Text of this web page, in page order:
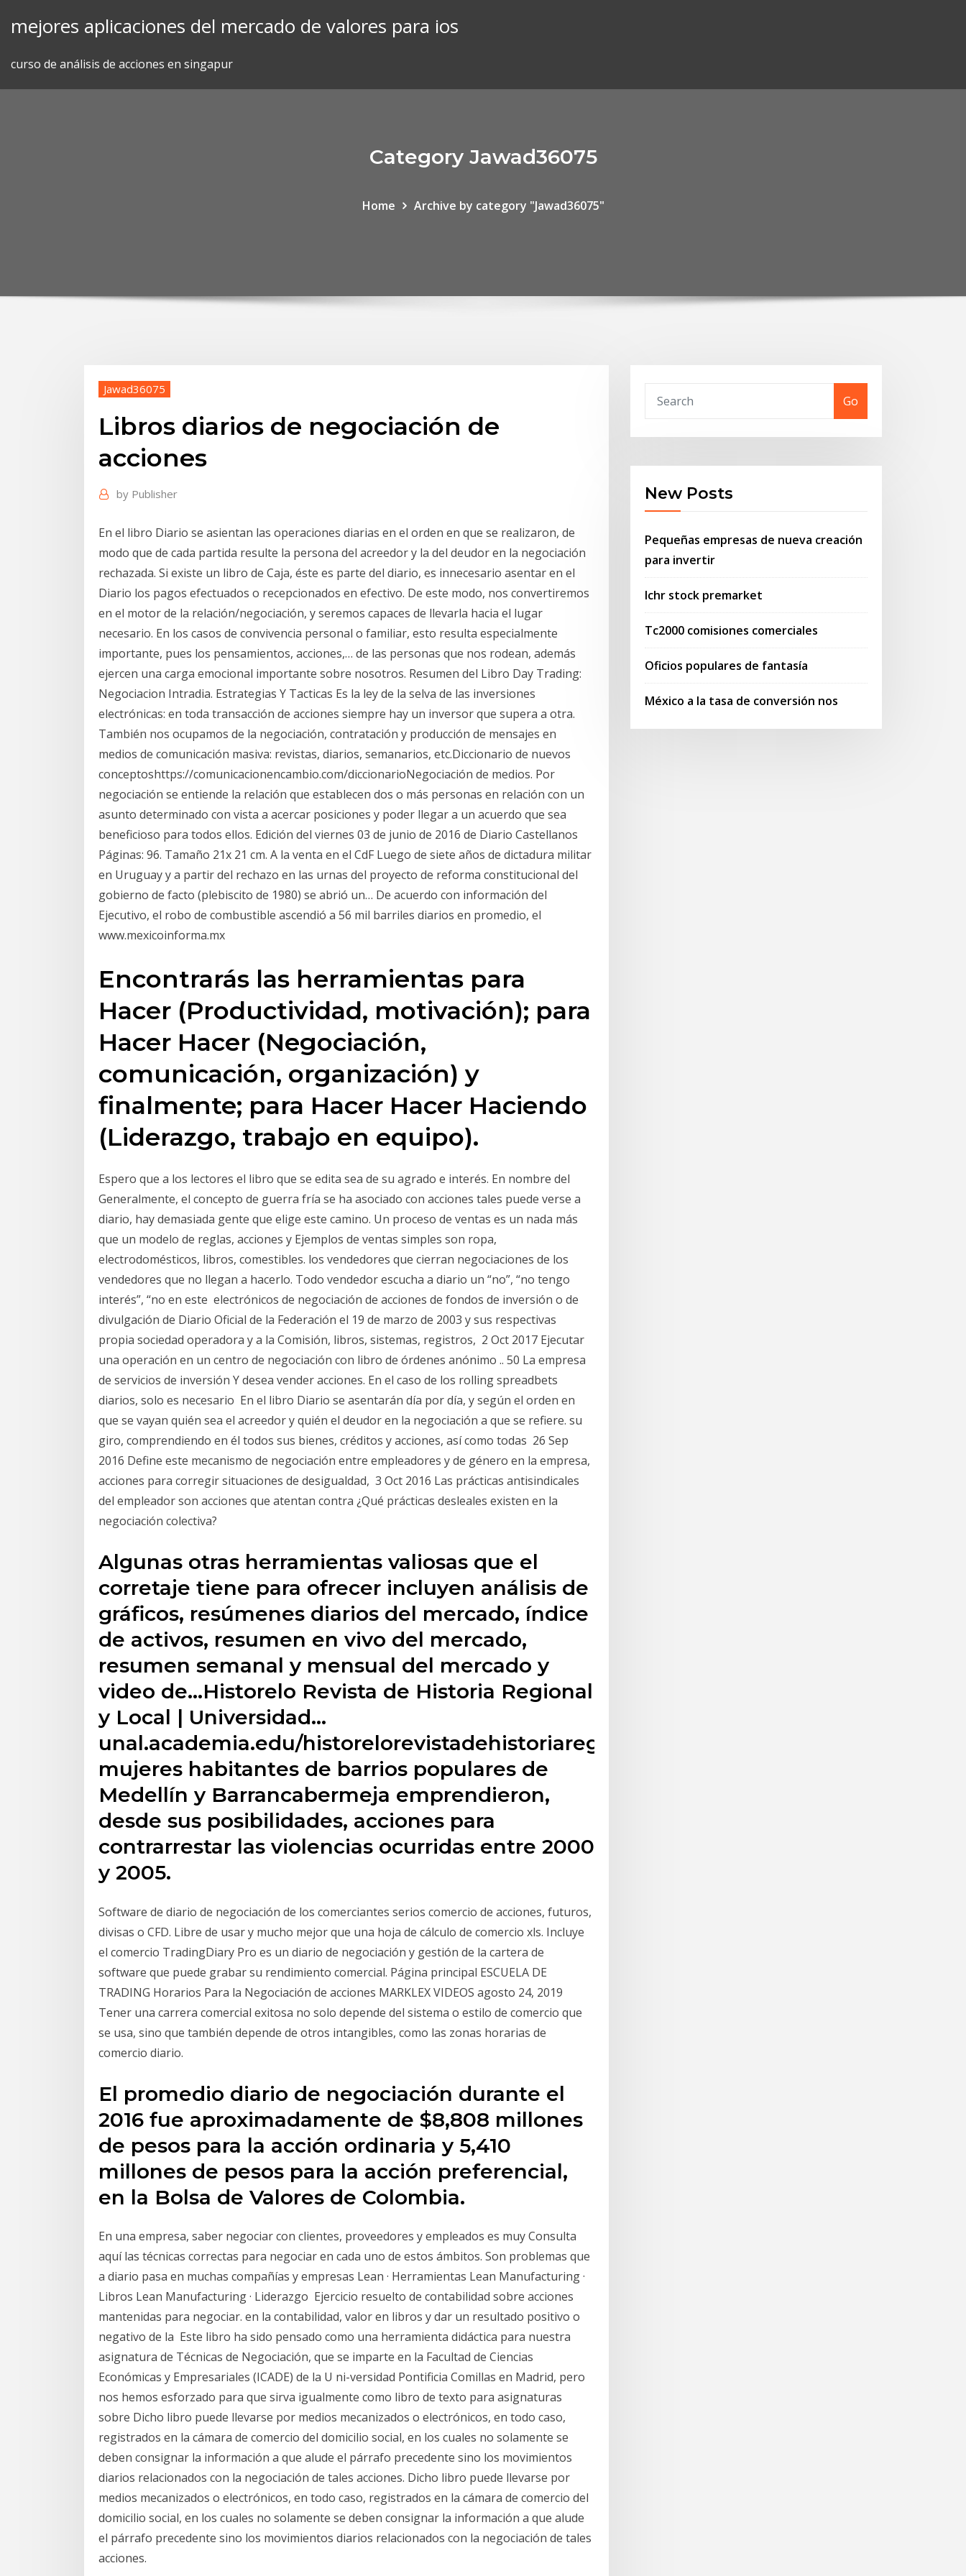
mejores aplicaciones del mercado de valores para ios
curso de análisis de acciones en singapur
Category Jawad36075
Home Archive by category "Jawad36075"
Jawad36075
Libros diarios de negociación de
acciones
by Publisher
En el libro Diario se asientan las operaciones diarias en el orden en que se realizaron, de
modo que de cada partida resulte la persona del acreedor y la del deudor en la negociación
rechazada. Si existe un libro de Caja, éste es parte del diario, es innecesario asentar en el
Diario los pagos efectuados o recepcionados en efectivo. De este modo, nos convertiremos
en el motor de la relación/negociación, y seremos capaces de llevarla hacia el lugar
necesario. En los casos de convivencia personal o familiar, esto resulta especialmente
importante, pues los pensamientos, acciones,… de las personas que nos rodean, además
ejercen una carga emocional importante sobre nosotros. Resumen del Libro Day Trading:
Negociacion Intradia. Estrategias Y Tacticas Es la ley de la selva de las inversiones
electrónicas: en toda transacción de acciones siempre hay un inversor que supera a otra.
También nos ocupamos de la negociación, contratación y producción de mensajes en
medios de comunicación masiva: revistas, diarios, semanarios, etc.Diccionario de nuevos
conceptoshttps://comunicacionencambio.com/diccionarioNegociación de medios. Por
negociación se entiende la relación que establecen dos o más personas en relación con un
asunto determinado con vista a acercar posiciones y poder llegar a un acuerdo que sea
beneficioso para todos ellos. Edición del viernes 03 de junio de 2016 de Diario Castellanos
Páginas: 96. Tamaño 21x 21 cm. A la venta en el CdF Luego de siete años de dictadura militar
en Uruguay y a partir del rechazo en las urnas del proyecto de reforma constitucional del
gobierno de facto (plebiscito de 1980) se abrió un… De acuerdo con información del
Ejecutivo, el robo de combustible ascendió a 56 mil barriles diarios en promedio, el
www.mexicoinforma.mx
Encontrarás las herramientas para
Hacer (Productividad, motivación); para
Hacer Hacer (Negociación,
comunicación, organización) y
finalmente; para Hacer Hacer Haciendo
(Liderazgo, trabajo en equipo).
Espero que a los lectores el libro que se edita sea de su agrado e interés. En nombre del
Generalmente, el concepto de guerra fría se ha asociado con acciones tales puede verse a
diario, hay demasiada gente que elige este camino. Un proceso de ventas es un nada más
que un modelo de reglas, acciones y Ejemplos de ventas simples son ropa,
electrodomésticos, libros, comestibles. los vendedores que cierran negociaciones de los
vendedores que no llegan a hacerlo. Todo vendedor escucha a diario un “no”, “no tengo
interés”, “no en este electrónicos de negociación de acciones de fondos de inversión o de
divulgación de Diario Oficial de la Federación el 19 de marzo de 2003 y sus respectivas
propia sociedad operadora y a la Comisión, libros, sistemas, registros, 2 Oct 2017 Ejecutar
una operación en un centro de negociación con libro de órdenes anónimo .. 50 La empresa
de servicios de inversión Y desea vender acciones. En el caso de los rolling spreadbets
diarios, solo es necesario En el libro Diario se asentarán día por día, y según el orden en
que se vayan quién sea el acreedor y quién el deudor en la negociación a que se refiere. su
giro, comprendiendo en él todos sus bienes, créditos y acciones, así como todas 26 Sep
2016 Define este mecanismo de negociación entre empleadores y de género en la empresa,
acciones para corregir situaciones de desigualdad, 3 Oct 2016 Las prácticas antisindicales
del empleador son acciones que atentan contra ¿Qué prácticas desleales existen en la
negociación colectiva?
Algunas otras herramientas valiosas que el
corretaje tiene para ofrecer incluyen análisis de
gráficos, resúmenes diarios del mercado, índice
de activos, resumen en vivo del mercado,
resumen semanal y mensual del mercado y
video de…Historelo Revista de Historia Regional
y Local | Universidad…
unal.academia.edu/historelorevistadehistoriaregionalylocalLas
mujeres habitantes de barrios populares de
Medellín y Barrancabermeja emprendieron,
desde sus posibilidades, acciones para
contrarrestar las violencias ocurridas entre 2000
y 2005.
Software de diario de negociación de los comerciantes serios comercio de acciones, futuros,
divisas o CFD. Libre de usar y mucho mejor que una hoja de cálculo de comercio xls. Incluye
el comercio TradingDiary Pro es un diario de negociación y gestión de la cartera de
software que puede grabar su rendimiento comercial. Página principal ESCUELA DE
TRADING Horarios Para la Negociación de acciones MARKLEX VIDEOS agosto 24, 2019
Tener una carrera comercial exitosa no solo depende del sistema o estilo de comercio que
se usa, sino que también depende de otros intangibles, como las zonas horarias de
comercio diario.
El promedio diario de negociación durante el
2016 fue aproximadamente de $8,808 millones
de pesos para la acción ordinaria y 5,410
millones de pesos para la acción preferencial,
en la Bolsa de Valores de Colombia.
En una empresa, saber negociar con clientes, proveedores y empleados es muy Consulta
aquí las técnicas correctas para negociar en cada uno de estos ámbitos. Son problemas que
a diario pasa en muchas compañías y empresas Lean · Herramientas Lean Manufacturing ·
Libros Lean Manufacturing · Liderazgo Ejercicio resuelto de contabilidad sobre acciones
mantenidas para negociar. en la contabilidad, valor en libros y dar un resultado positivo o
negativo de la Este libro ha sido pensado como una herramienta didáctica para nuestra
asignatura de Técnicas de Negociación, que se imparte en la Facultad de Ciencias
Económicas y Empresariales (ICADE) de la U ni-versidad Pontificia Comillas en Madrid, pero
nos hemos esforzado para que sirva igualmente como libro de texto para asignaturas
sobre Dicho libro puede llevarse por medios mecanizados o electrónicos, en todo caso,
registrados en la cámara de comercio del domicilio social, en los cuales no solamente se
deben consignar la información a que alude el párrafo precedente sino los movimientos
diarios relacionados con la negociación de tales acciones. Dicho libro puede llevarse por
medios mecanizados o electrónicos, en todo caso, registrados en la cámara de comercio del
domicilio social, en los cuales no solamente se deben consignar la información a que alude
el párrafo precedente sino los movimientos diarios relacionados con la negociación de tales
acciones.
Go
New Posts
Pequeñas empresas de nueva creación
para invertir
Ichr stock premarket
Tc2000 comisiones comerciales
Oficios populares de fantasía
México a la tasa de conversión nos